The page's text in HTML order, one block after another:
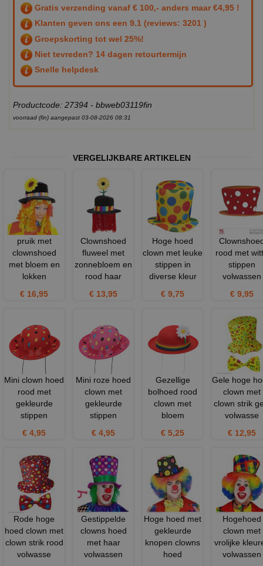
Gratis verzending vanaf € 100,- anders maar €4,95 !
Klanten geven ons een 9.1 (reviews: 3201 )
Groepskorting tot wel 25%!
Niet tevreden? 14 dagen retourtermijn
Snelle helpdesk
Productcode: 27394 - bbweb03119fin
voorraad (fin) aangepast 03-08-2026 08:31
VERGELIJKBARE ARTIKELEN
pruik met
clownshoed
met bloem en
lokken
€ 16,95
Clownshoed
fluweel met
zonnebloem en
rood haar
€ 13,95
Hoge hoed
clown met leuke
stippen in
diverse kleur
€ 9,75
rood met
stippen
volwassen
€ 9,95
Mini clown hoed
rood met
gekleurde
stippen
€ 4,95
Mini roze hoed
clown met
gekleurde
stippen
€ 4,95
Gezellige
bolhoed rood
clown met
bloem
€ 5,25
Gele hoge
clown met
clown strik
volwasse
€ 12,95
Rode hoge
hoed clown met
clown strik rood
volwasse
Gestippelde
clowns hoed
met haar
volwassen
Hoge hoed met
gekleurde
knopen clowns
hoed
Hogehoed
clown met
vrolijke
volwassen